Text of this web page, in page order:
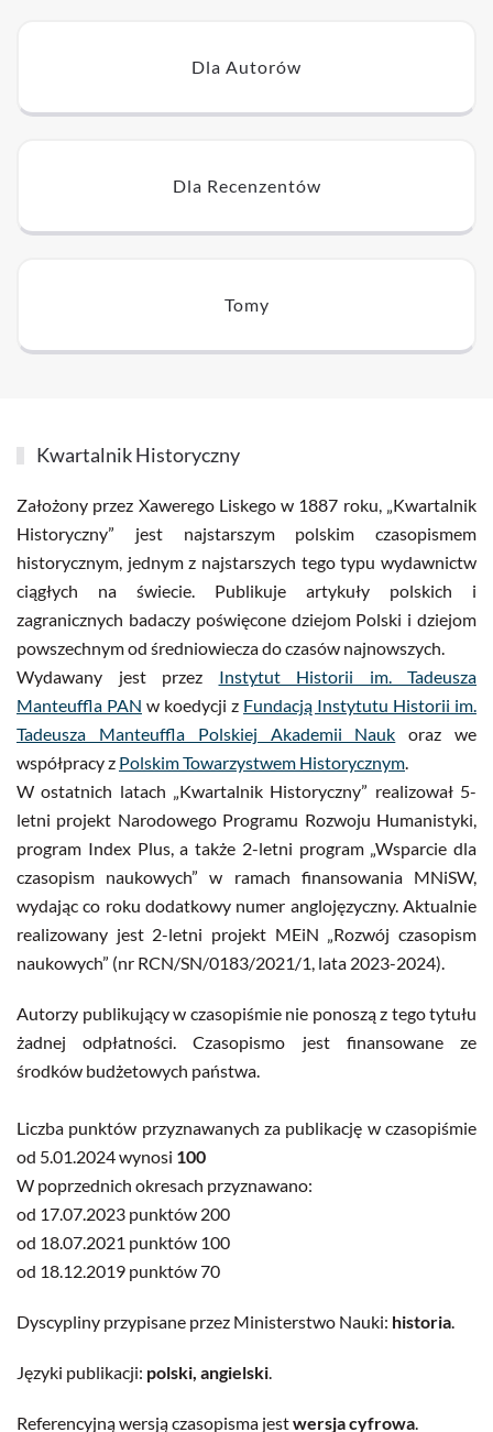
Dla Autorów
Dla Recenzentów
Tomy
Kwartalnik Historyczny
Założony przez Xawerego Liskego w 1887 roku, „Kwartalnik
Historyczny” jest najstarszym polskim czasopismem
historycznym, jednym z najstarszych tego typu wydawnictw
ciągłych na świecie. Publikuje artykuły polskich i
zagranicznych badaczy poświęcone dziejom Polski i dziejom
powszechnym od średniowiecza do czasów najnowszych.
Wydawany jest przez Instytut Historii im. Tadeusza
Manteuffla PAN w koedycji z Fundacją Instytutu Historii im.
Tadeusza Manteuffla Polskiej Akademii Nauk oraz we
współpracy z Polskim Towarzystwem Historycznym.
W ostatnich latach „Kwartalnik Historyczny” realizował 5-
letni projekt Narodowego Programu Rozwoju Humanistyki,
program Index Plus, a także 2-letni program „Wsparcie dla
czasopism naukowych” w ramach finansowania MNiSW,
wydając co roku dodatkowy numer anglojęzyczny. Aktualnie
realizowany jest 2-letni projekt MEiN „Rozwój czasopism
naukowych” (nr RCN/SN/0183/2021/1, lata 2023-2024).
Autorzy publikujący w czasopiśmie nie ponoszą z tego tytułu
żadnej odpłatności. Czasopismo jest finansowane ze
środków budżetowych państwa.
Liczba punktów przyznawanych za publikację w czasopiśmie
od 5.01.2024 wynosi 100
W poprzednich okresach przyznawano:
od 17.07.2023 punktów 200
od 18.07.2021 punktów 100
od 18.12.2019 punktów 70
Dyscypliny przypisane przez Ministerstwo Nauki: historia.
Języki publikacji: polski, angielski.
Referencyjną wersją czasopisma jestwersja cyfrowa.